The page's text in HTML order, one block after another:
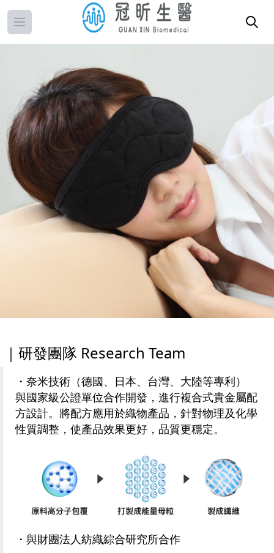
Open main menu
｜研發團隊 Research Team
・奈米技術（德國、日本、台灣、大陸等專利）
與國家級公證單位合作開發，進行複合式貴金屬配
方設計。將配方應用於織物產品，針對物理及化學
性質調整，使產品效果更好，品質更穩定。
・與財團法人紡織綜合研究所合作